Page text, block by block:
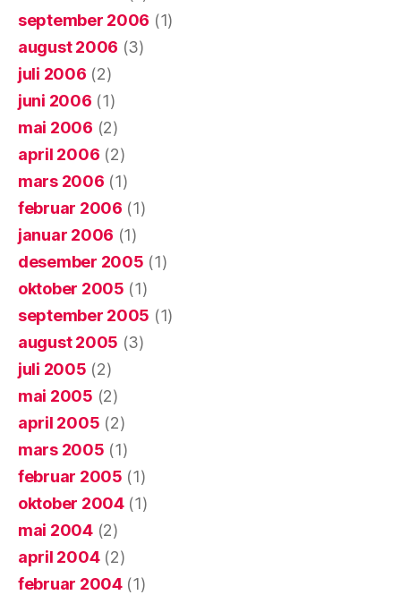
september 2006 (1)
august 2006 (3)
juli 2006 (2)
juni 2006 (1)
mai 2006 (2)
april 2006 (2)
mars 2006 (1)
februar 2006 (1)
januar 2006 (1)
desember 2005 (1)
oktober 2005 (1)
september 2005 (1)
august 2005 (3)
juli 2005 (2)
mai 2005 (2)
april 2005 (2)
mars 2005 (1)
februar 2005 (1)
oktober 2004(1)
mai 2004(2)
april 2004(2)
februar 2004(1)